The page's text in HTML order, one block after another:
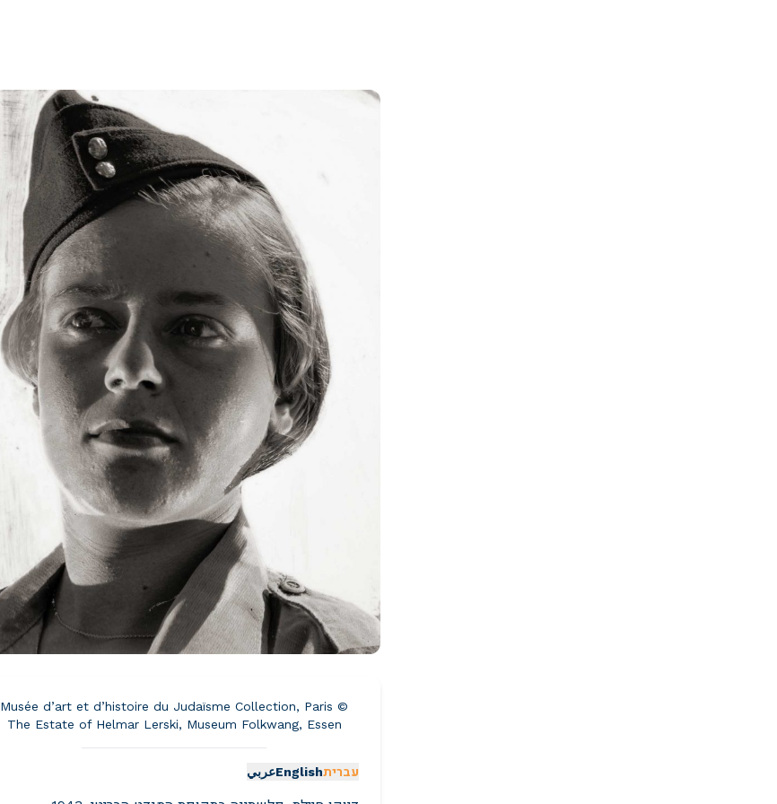
Musée d’art et d’histoire du Judaïsme Collection, Paris ©
The Estate of Helmar Lerski, Museum Folkwang, Essen
עבריתEnglishعربي